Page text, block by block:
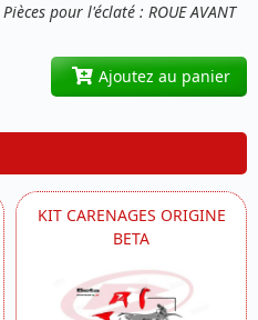
Pièces pour l'éclaté : ROUE AVANT
Ajoutez au panier
KIT CARENAGES ORIGINE
BETA